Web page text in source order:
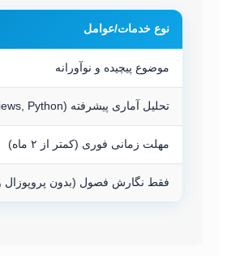
نوع خدمات/عوامل
موضوع پیچیده و نوآورانه
تحلیل آماری پیشرفته (EViews, Python)
مهلت زمانی فوری (کمتر از ۲ ماه)
فقط نگارش فصول (بدون پروپوزال